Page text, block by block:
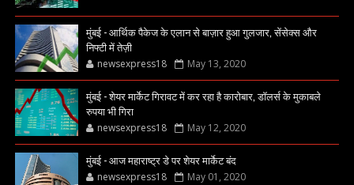
मुंबई - आर्थिक पैकेज के एलान से बाज़ार हुआ गुलजार, सेंसेक्स और
निफ्टी में तेज़ी
newsexpress18 May 13, 2020
मुंबई - शेयर मार्केट गिरावट में कर रहा है कारोबार, डॉलर्स के मुकाबले
रुपया भी गिरा
newsexpress18 May 12, 2020
मुंबई - आज महाराष्ट्र डे पर शेयर मार्केट बंद
newsexpress18 May 01, 2020